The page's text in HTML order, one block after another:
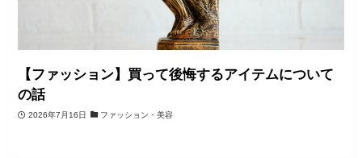
【ファッション】買って後悔するアイテムについて
の話
2026年7月16日 ファッション・美容